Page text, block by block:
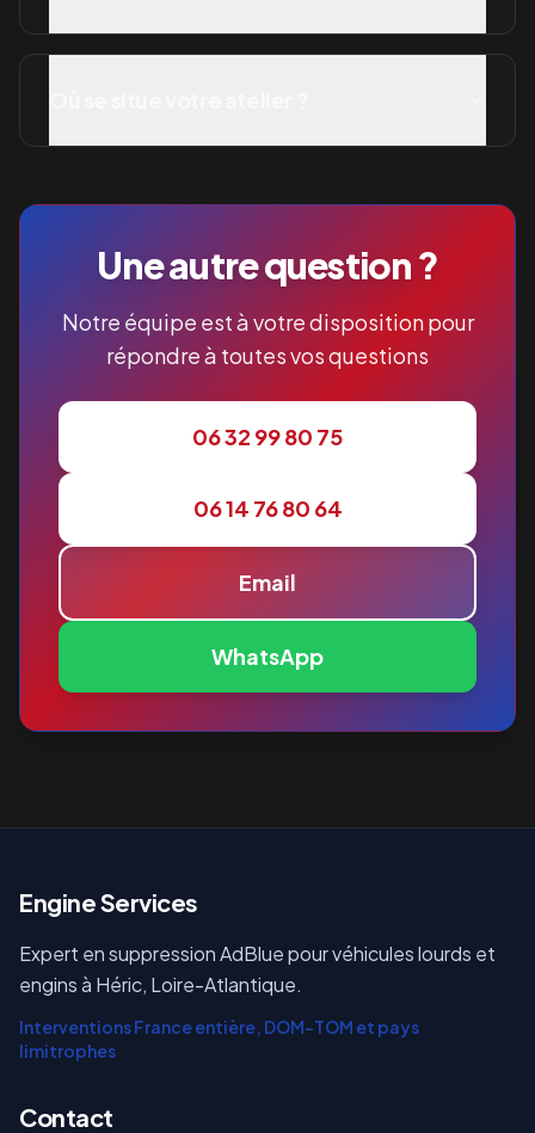
Une autre question ?
Notre équipe est à votre disposition pour
répondre à toutes vos questions
06 32 99 80 75
06 14 76 80 64
Email
WhatsApp
Engine Services
Expert en suppression AdBlue pour véhicules lourds et
engins à Héric, Loire-Atlantique.
Interventions France entière, DOM-TOM et pays
limitrophes
Contact